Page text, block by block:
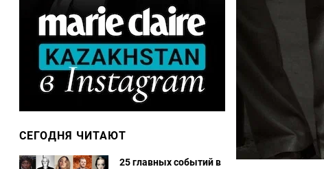
СЕГОДНЯ ЧИТАЮТ
25 главных событий в